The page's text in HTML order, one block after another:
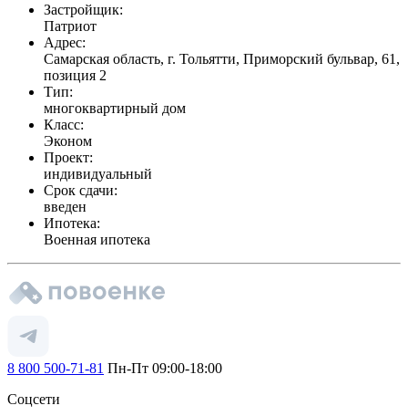
Застройщик:
Патриот
Адрес:
Самарская область, г. Тольятти, Приморский бульвар, 61,
позиция 2
Тип:
многоквартирный дом
Класс:
Эконом
Проект:
индивидуальный
Срок сдачи:
введен
Ипотека:
Военная ипотека
8 800 500-71-81 Пн-Пт 09:00-18:00
Соцсети